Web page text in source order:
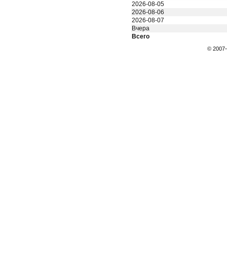
2026-08-05
2026-08-06
2026-08-07
Вчера
Всего
©